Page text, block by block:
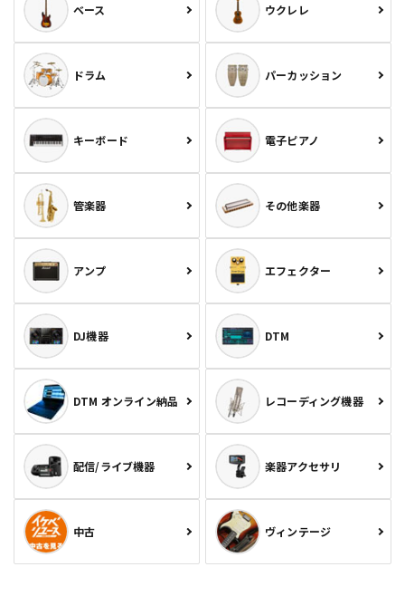
ベース ウクレレ
ドラム パーカッション
キーボード 電子ピアノ
管楽器 その他楽器
アンプ エフェクター
DJ機器 DTM
DTM オンライン納品 レコーディング機器
配信/ライブ機器 楽器アクセサリ
中古 ヴィンテージ